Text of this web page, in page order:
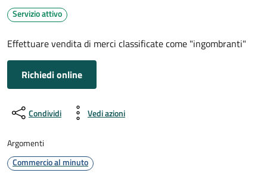
Servizio attivo
Effettuare vendita di merci classificate come "ingombranti"
Richiedi online
Condividi Vedi azioni
Argomenti
Commercio al minuto